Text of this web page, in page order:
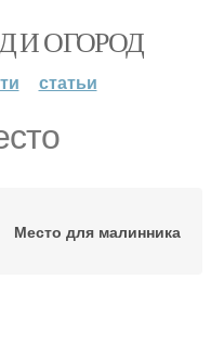
И ОГОРОД
статьи
Место для малинника